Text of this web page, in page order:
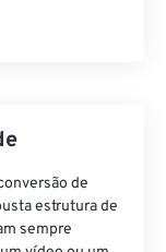
de
estrutura de
sempre